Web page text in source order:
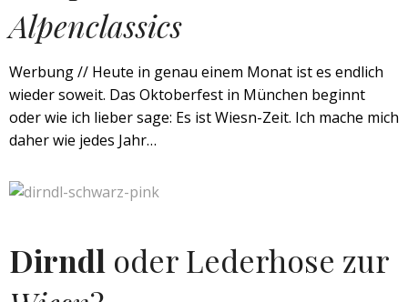
Alpenclassics
Werbung // Heute in genau einem Monat ist es endlich
wieder soweit. Das Oktoberfest in München beginnt
oder wie ich lieber sage: Es ist Wiesn-Zeit. Ich mache mich
daher wie jedes Jahr…
Dirndl oder Lederhose zur